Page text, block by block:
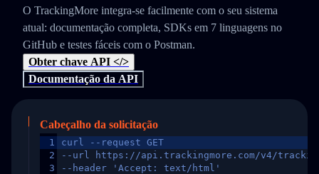
O TrackingMore integra-se facilmente com o seu sistema
atual: documentação completa, SDKs em 7 linguagens no
GitHub e testes fáceis com o Postman.
Obter chave API </>
Documentação da API
Cabeçalho da solicitação
1
2
3
curl --request GET
--url https://api.trackingmore.com/v4/trackings/
--header 'Accept: text/html'